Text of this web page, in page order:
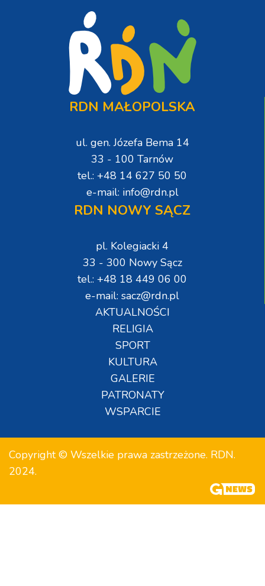
RDN MAŁOPOLSKA
ul. gen. Józefa Bema 14
33 - 100 Tarnów
tel.: +48 14 627 50 50
e-mail: info@rdn.pl
RDN NOWY SĄCZ
pl. Kolegiacki 4
33 - 300 Nowy Sącz
tel.: +48 18 449 06 00
e-mail: sacz@rdn.pl
AKTUALNOŚCI
RELIGIA
SPORT
KULTURA
GALERIE
PATRONATY
WSPARCIE
Copyright © Wszelkie prawa zastrzeżone. RDN.
2024.